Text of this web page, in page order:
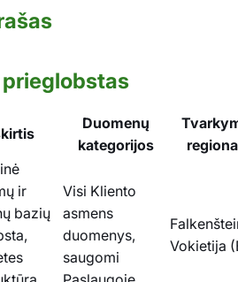
Duomenų
kategorijos
ir
bazių
Visi Kliento
asmens
duomenys,
saugomi
Vokietija